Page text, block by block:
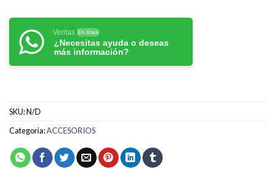
Ventas En línea
¿Necesitas ayuda o deseas
más información?
SKU:N/D
Categoría:ACCESORIOS